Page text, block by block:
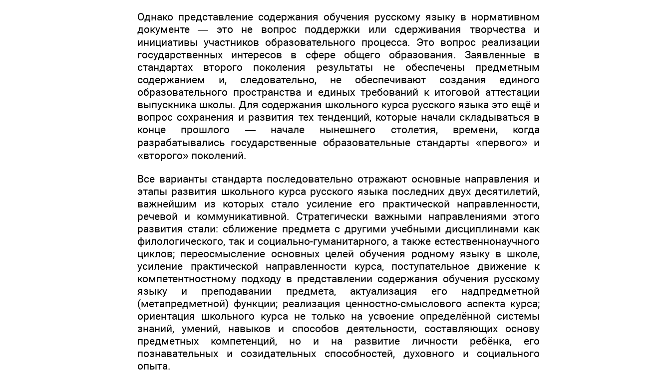
Однако представление содержания обучения русскому языку в нормативном
документе — это не вопрос поддержки или сдерживания творчества и
инициативы участников образовательного процесса. Это вопрос реализации
государственных интересов в сфере общего образования. Заявленные в
стандартах второго поколения результаты не обеспечены предметным
содержанием и, следовательно, не обеспечивают создания единого
образовательного пространства и единых требований к итоговой аттестации
выпускника школы. Для содержания школьного курса русского языка это ещё и
вопрос сохранения и развития тех тенденций, которые начали складываться в
конце прошлого — начале нынешнего столетия, времени, когда
разрабатывались государственные образовательные стандарты «первого» и
«второго» поколений.
Все варианты стандарта последовательно отражают основные направления и
этапы развития школьного курса русского языка последних двух десятилетий,
важнейшим из которых стало усиление его практической направленности,
речевой и коммуникативной. Стратегически важными направлениями этого
развития стали: сближение предмета с другими учебными дисциплинами как
филологического, так и социально-гуманитарного, а также естественнонаучного
циклов; переосмысление основных целей обучения родному языку в школе,
усиление практической направленности курса, поступательное движение к
компетентностному подходу в представлении содержания обучения русскому
языку и преподавании предмета, актуализация его надпредметной
(метапредметной) функции; реализация ценностно-смыслового аспекта курса;
ориентация школьного курса не только на усвоение определённой системы
знаний, умений, навыков и способов деятельности, составляющих основу
предметных компетенций, но и на развитие личности ребёнка, его
познавательных и созидательных способностей, духовного и социального
опыта.